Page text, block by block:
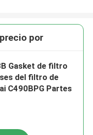
por
Gasket de filtro
del filtro de
C490BPG Partes